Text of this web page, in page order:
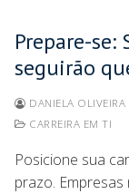
Prepare-se:
seguirão
DANIELA OLIVEIRA
CARREIRA EM TI
Posicione sua
prazo.